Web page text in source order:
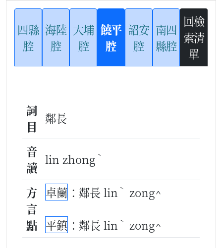
四縣
腔
海陸
腔
大埔
腔
饒平
腔
詔安
腔
南四
縣腔
回檢
索清
單
詞
目
鄰長
音
讀
lin zhong ˋ
方
言
點
卓蘭 ：鄰長 lin ˋ zong^
平鎮 ：鄰長 lin ˋ zong^